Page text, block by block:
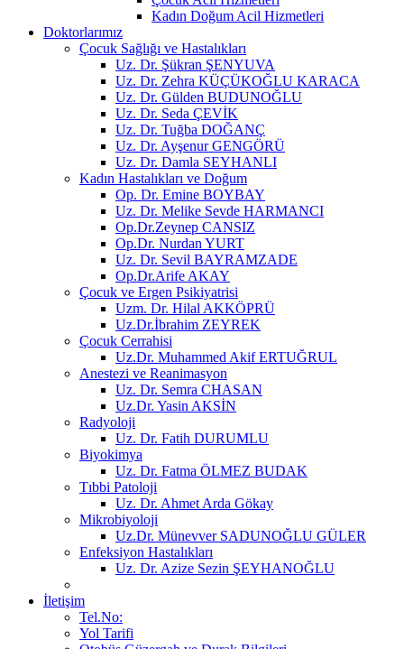
Kadın Doğum Acil Hizmetleri
Doktorlarımız
Çocuk Sağlığı ve Hastalıkları
Uz. Dr. Şükran ŞENYUVA
Uz. Dr. Zehra KÜÇÜKOĞLU KARACA
Uz. Dr. Gülden BUDUNOĞLU
Uz. Dr. Seda ÇEVİK
Uz. Dr. Tuğba DOĞANÇ
Uz. Dr. Ayşenur GENGÖRÜ
Uz. Dr. Damla SEYHANLI
Kadın Hastalıkları ve Doğum
Op. Dr. Emine BOYBAY
Uz. Dr. Melike Sevde HARMANCI
Op.Dr.Zeynep CANSIZ
Op.Dr. Nurdan YURT
Uz. Dr. Sevil BAYRAMZADE
Op.Dr.Arife AKAY
Çocuk ve Ergen Psikiyatrisi
Uzm. Dr. Hilal AKKÖPRÜ
Uz.Dr.İbrahim ZEYREK
Çocuk Cerrahisi
Uz.Dr. Muhammed Akif ERTUĞRUL
Anestezi ve Reanimasyon
Uz. Dr. Semra CHASAN
Uz.Dr. Yasin AKSİN
Radyoloji
Uz. Dr. Fatih DURUMLU
Biyokimya
Uz. Dr. Fatma ÖLMEZ BUDAK
Tıbbi Patoloji
Uz. Dr. Ahmet Arda Gökay
Mikrobiyoloji
Uz.Dr. Münevver SADUNOĞLU GÜLER
Enfeksiyon Hastalıkları
Uz. Dr. Azize Sezin ŞEYHANOĞLU
İletişim
Tel.No:
Yol Tarifi